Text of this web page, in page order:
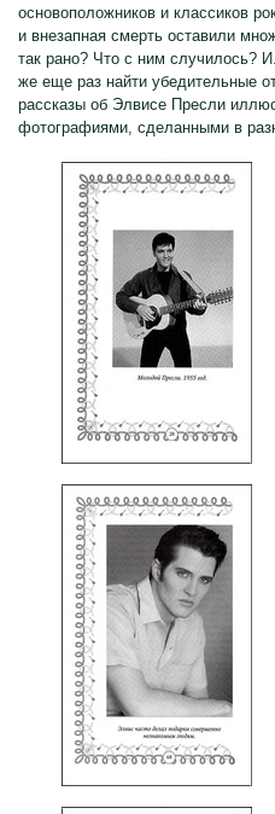
основоположников и классиков
и внезапная смерть оставили
так рано? Что с ним случилось?
же еще раз найти убедительные
рассказы об Элвисе Пресли
фотографиями, сделанными в